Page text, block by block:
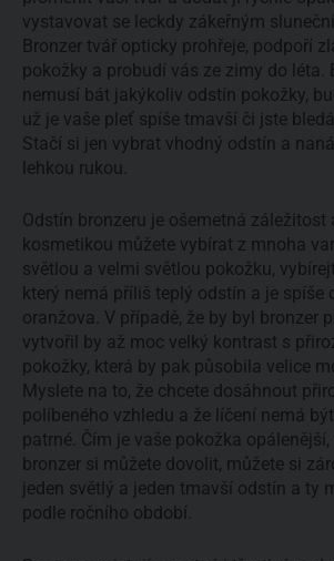
vystavovat se leckdy zákeřným
Bronzer tvář opticky prohřeje, podpoří
pokožky a probudí vás ze zimy do léta.
nemusí bát jakýkoliv odstín pokožky,
už je vaše pleť spíše tmavší či jste
Stačí si jen vybrat vhodný odstín a
lehkou rukou.
Odstín bronzeru je ošemetná záležitost
kosmetikou můžete vybírat z mnoha
světlou a velmi světlou pokožku,
který nemá příliš teplý odstín a je spíše
oranžova. V případě, že by byl bronzer
vytvořil by až moc velký kontrast s
pokožky, která by pak působila velice
Myslete na to, že chcete dosáhnout
políbeného vzhledu a že líčení nemá
patrné. Čím je vaše pokožka
bronzer si můžete dovolit, můžete si
jeden světlý a jeden tmavší odstín a ty
podle ročního období.